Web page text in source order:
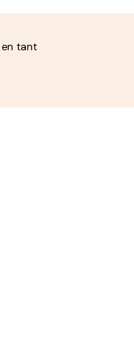
tant